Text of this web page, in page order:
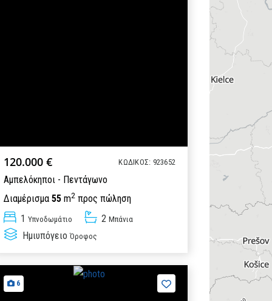
120.000 € ΚΩΔΙΚΟΣ: 923652
Αμπελόκηποι - Πεντάγωνο
Διαμέρισμα 55m2προς πώληση
1 Υπνοδωμάτιo 2 Μπάνια
Ημιυπόγειο Όροφος
6